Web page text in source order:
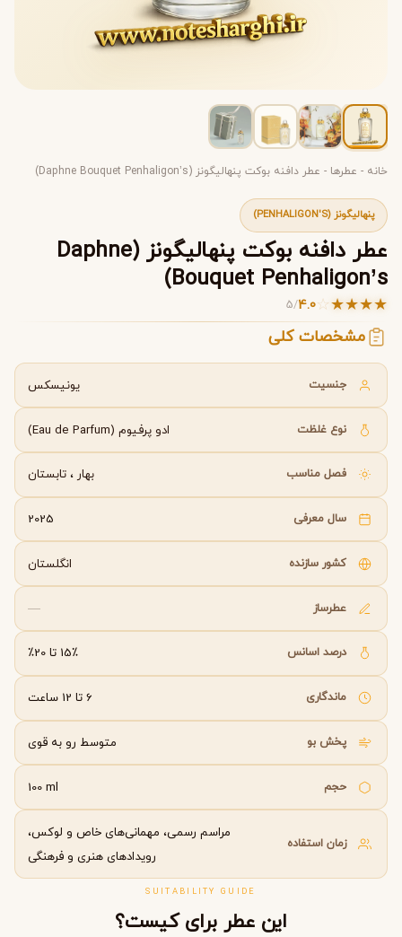
خانه - عطرها - عطر دافنه بوکت پنهالیگونز (Daphne Bouquet Penhaligon’s)
پنهالیگونز (PENHALIGON'S)
عطر دافنه بوکت پنهالیگونز (Daphne
Bouquet Penhaligon’s)
★
★
★
★
☆
4.0
/
5
مشخصات کلی
جنسیت یونیسکس
نوع غلظت ادو پرفیوم (Eau de Parfum)
فصل مناسب بهار ، تابستان
سال معرفی 2025
کشور سازنده انگلستان
عطرساز —
درصد اسانس 15٪ تا 20٪
ماندگاری 6 تا 12 ساعت
پخش بو متوسط رو به قوی
حجم 100 ml
زمان استفاده
مراسم رسمی، مهمانی‌های خاص و لوکس،
رویدادهای هنری و فرهنگی
SUITABILITY GUIDE
این عطر برای کیست؟